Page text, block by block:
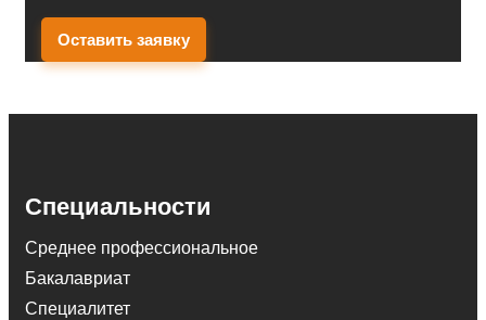
Оставить заявку
Специальности
Среднее профессиональное
Бакалавриат
Специалитет